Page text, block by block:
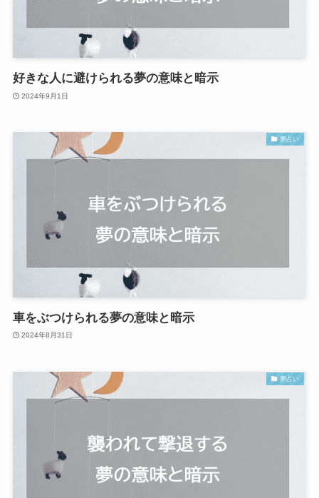
好きな人に避けられる夢の意味と暗示
2024年9月1日
夢占い
車をぶつけられる夢の意味と暗示
2024年8月31日
夢占い